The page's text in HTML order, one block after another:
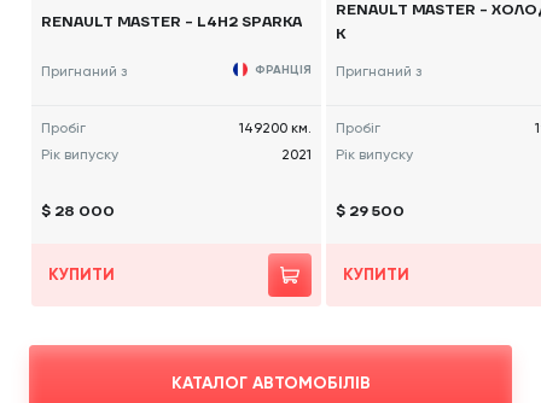
RENAULT MASTER - L4H2 SPARKA
Пригнаний з ФРАНЦІЯ
Пробіг
149200 км.
Рік випуску
2021
$ 28 000
КУПИТИ
RENAULT MASTER -
К
Пригнаний з
Пробіг
Рік випуску
$ 29 500
КУПИТИ
КАТАЛОГ АВТОМОБІЛІВ